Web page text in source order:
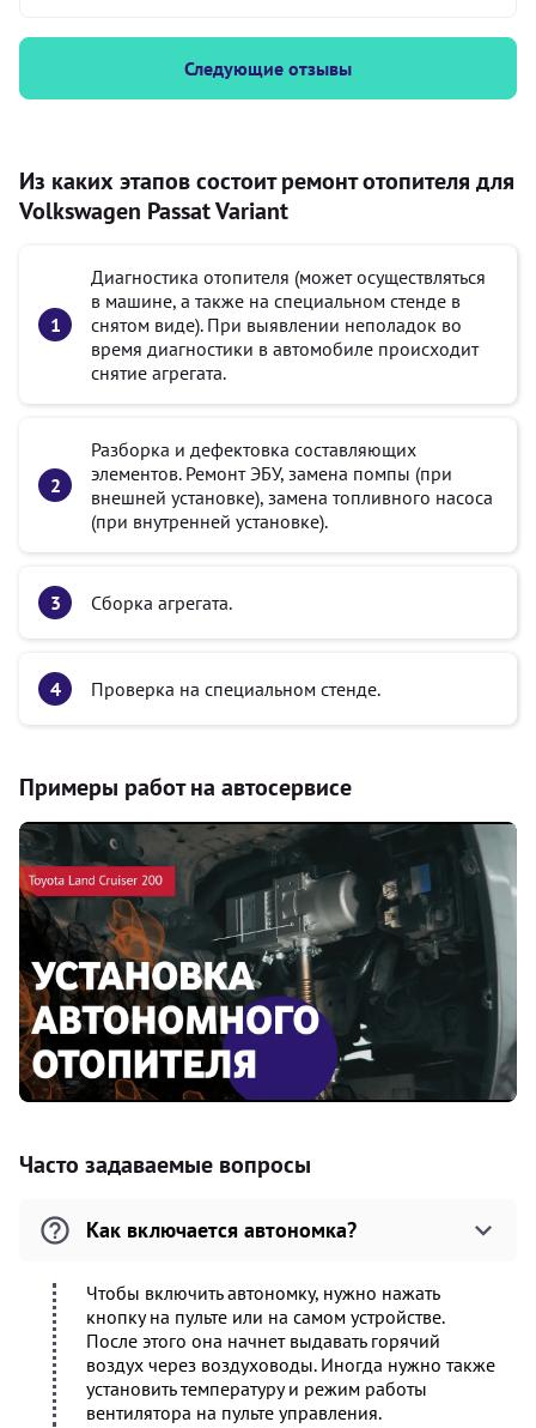
Следующие отзывы
Из каких этапов состоит ремонт отопителя для
Volkswagen Passat Variant
Диагностика отопителя (может осуществляться
в машине, а также на специальном стенде в
снятом виде). При выявлении неполадок во
время диагностики в автомобиле происходит
снятие агрегата.
Разборка и дефектовка составляющих
элементов. Ремонт ЭБУ, замена помпы (при
внешней установке), замена топливного насоса
(при внутренней установке).
Сборка агрегата.
Проверка на специальном стенде.
Примеры работ на автосервисе
Часто задаваемые вопросы
Как включается автономка?
Чтобы включить автономку, нужно нажать
кнопку на пульте или на самом устройстве.
После этого она начнет выдавать горячий
воздух через воздуховоды. Иногда нужно также
установить температуру и режим работы
вентилятора на пульте управления.